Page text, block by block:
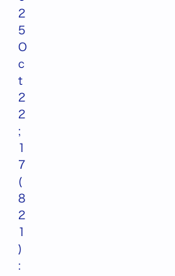
2
5
O
c
t
2
2
;
1
7
(
8
2
1
)
: